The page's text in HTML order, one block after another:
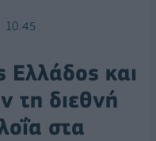
10:45
Ελλάδος και
τη διεθνή
στα